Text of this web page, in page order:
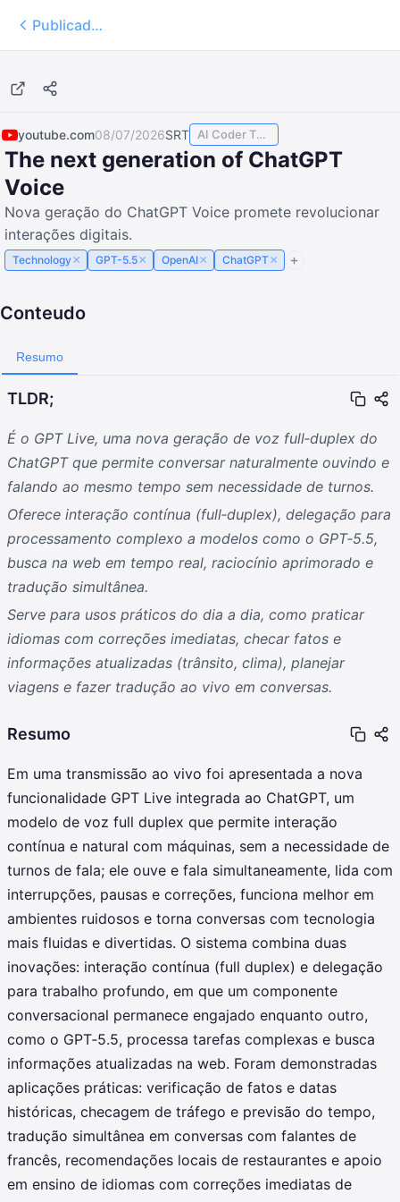
Publicados
youtube.com08/07/2026SRT AI Coder TODAY
The next generation of ChatGPT
Voice
Nova geração do ChatGPT Voice promete revolucionar
interações digitais.
Technology× GPT-5.5× OpenAI× ChatGPT×
Conteudo
Resumo
TLDR;
É o GPT Live, uma nova geração de voz full‑duplex do
ChatGPT que permite conversar naturalmente ouvindo e
falando ao mesmo tempo sem necessidade de turnos.
Oferece interação contínua (full‑duplex), delegação para
processamento complexo a modelos como o GPT‑5.5,
busca na web em tempo real, raciocínio aprimorado e
tradução simultânea.
Serve para usos práticos do dia a dia, como praticar
idiomas com correções imediatas, checar fatos e
informações atualizadas (trânsito, clima), planejar
viagens e fazer tradução ao vivo em conversas.
Resumo
Em uma transmissão ao vivo foi apresentada a nova
funcionalidade GPT Live integrada ao ChatGPT, um
modelo de voz full duplex que permite interação
contínua e natural com máquinas, sem a necessidade de
turnos de fala; ele ouve e fala simultaneamente, lida com
interrupções, pausas e correções, funciona melhor em
ambientes ruidosos e torna conversas com tecnologia
mais fluidas e divertidas. O sistema combina duas
inovações: interação contínua (full duplex) e delegação
para trabalho profundo, em que um componente
conversacional permanece engajado enquanto outro,
como o GPT‑5.5, processa tarefas complexas e busca
informações atualizadas na web. Foram demonstradas
aplicações práticas: verificação de fatos e datas
históricas, checagem de tráfego e previsão do tempo,
tradução simultânea em conversas com falantes de
francês, recomendações locais de restaurantes e apoio
em ensino de idiomas com correções imediatas de